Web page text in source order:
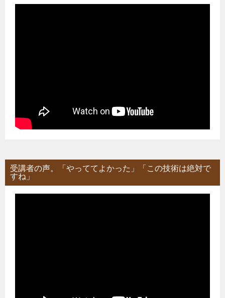
受講者の声。「やっててよかった」「この技術は絶対で
すね」